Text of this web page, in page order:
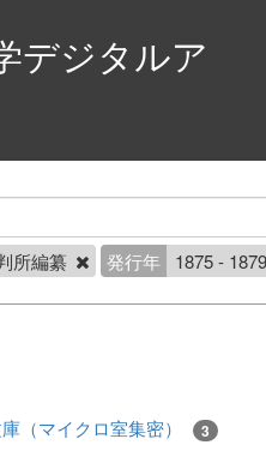
デジタルア
所編纂 発行年 1875 -
（マイクロ室集密） 3